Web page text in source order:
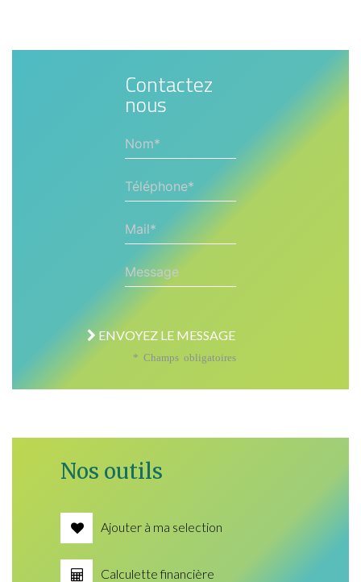
Contactez
nous
Nom*
Téléphone*
Mail*
Message
ENVOYEZ LE MESSAGE
* Champs obligatoires
Nos outils
Ajouter à ma selection
Calculette financière